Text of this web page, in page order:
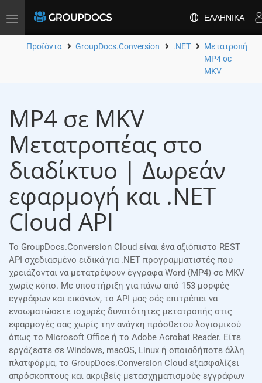
Toggle
ΕΛΛΗΝΙΚΆ
Προϊόντα GroupDocs.Conversion .NET
Μετατροπή
MP4 σε
MKV
MP4 σε MKV
Μετατροπέας στο
διαδίκτυο | Δωρεάν
εφαρμογή και .NET
Cloud API
Το GroupDocs.Conversion Cloud είναι ένα αξιόπιστο REST
API σχεδιασμένο ειδικά για .NET προγραμματιστές που
χρειάζονται να μετατρέψουν έγγραφα Word (MP4) σε MKV
χωρίς κόπο. Με υποστήριξη για πάνω από 153 μορφές
εγγράφων και εικόνων, το API μας σάς επιτρέπει να
ενσωματώσετε ισχυρές δυνατότητες μετατροπής στις
εφαρμογές σας χωρίς την ανάγκη πρόσθετου λογισμικού
όπως το Microsoft Office ή το Adobe Acrobat Reader. Είτε
εργάζεστε σε Windows, macOS, Linux ή οποιαδήποτε άλλη
πλατφόρμα, το GroupDocs.Conversion Cloud εξασφαλίζει
απρόσκοπτους και ακριβείς μετασχηματισμούς εγγράφων